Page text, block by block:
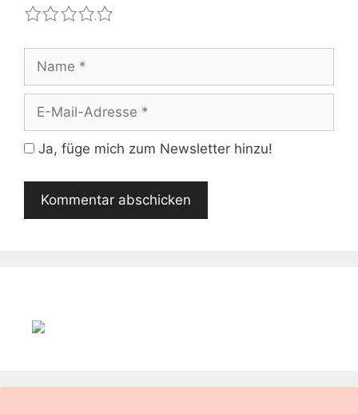
4
3
2
1
Mail-
Adresse
Ja, füge mich zum Newsletter hinzu!